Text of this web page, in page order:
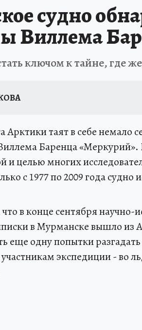
РОССИЯ ПРОИСШЕСТВИЯ АФИША
судно
Виллема
ключом к тайне, где
Арктики таят в себе немало
Баренца
и целью многих
с 1977 по 2009 года судно
в конце сентября научно-
в Мурманске вышло из
еще одну попытки
экспедиции - во